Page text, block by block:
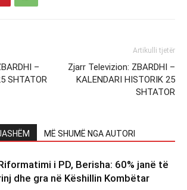
–
SHTATOR
Artikulli tjetër
Zjarr Televizion: ZBARDHI –
KALENDARI HISTORIK 25
SHTATOR
MË SHUMË NGA AUTORI
i PD, Berisha: 60% janë të
dhe gra në Këshillin Kombëtar